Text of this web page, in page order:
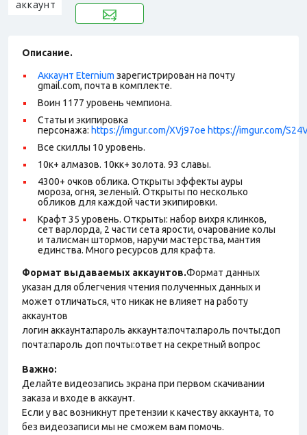
Описание.
Аккаунт Eternium зарегистрирован на почту
gmail.com, почта в комплекте.
Воин 1177 уровень чемпиона.
Статы и экипировка
персонажа: https://imgur.com/XVj97oe https://imgur.com/
Все скиллы 10 уровень.
10к+ алмазов. 10кк+ золота. 93 славы.
4300+ очков облика. Открыты эффекты ауры
мороза, огня, зеленый. Открыты по несколько
обликов для каждой части экипировки.
Крафт 35 уровень. Открыты: набор вихря клинков,
сет варлорда, 2 части сета ярости, очарование колы
и талисман штормов, наручи мастерства, мантия
единства. Много ресурсов для крафта.
Формат выдаваемых аккаунтов.Формат данных
указан для облегчения чтения полученных данных и
может отличаться, что никак не влияет на работу
аккаунтов
логин аккаунта:пароль аккаунта:почта:пароль почты:доп
почта:пароль доп почты:ответ на секретный вопрос
Важно:
Делайте видеозапись экрана при первом скачивании
заказа и входе в аккаунт.
Если у вас возникнут претензии к качеству аккаунта, то
без видеозаписи мы не сможем вам помочь.